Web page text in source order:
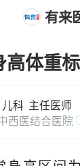
有来
高体重
儿科 主任医师
西医结合医院